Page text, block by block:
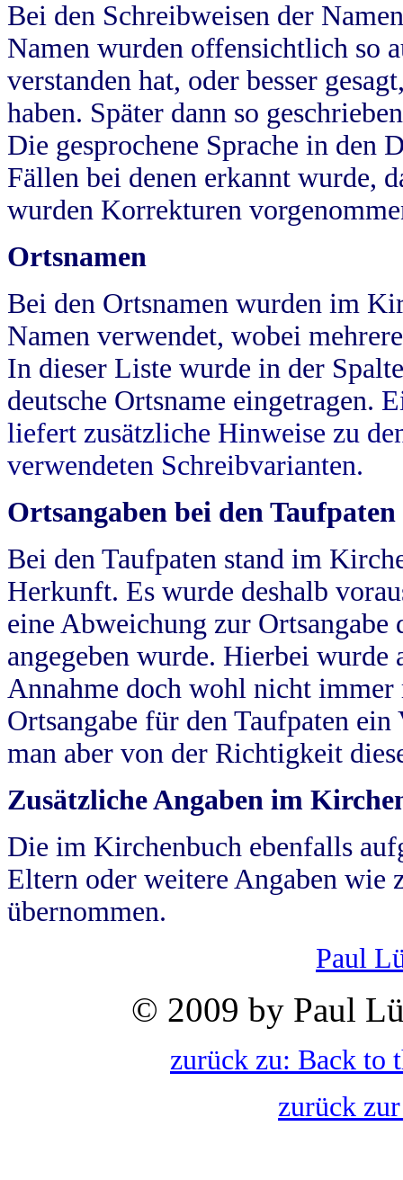
Bei den Schreibweisen der
Namen wurden offensichtlich so
verstanden hat, oder besser
haben. Später dann so
Die gesprochene Sprache in
Fällen bei denen erkannt wurde,
wurden Korrekturen
Ortsnamen
Bei den Ortsnamen wurden im
Namen verwendet, wobei
In dieser Liste wurde in der
deutsche Ortsname eingetragen.
liefert zusätzliche Hinweise zu
verwendeten Schreibvarianten.
Ortsangaben bei den Taufpaten
Bei den Taufpaten stand im
Herkunft. Es wurde deshalb
eine Abweichung zur
angegeben wurde. Hierbei wurde
Annahme doch wohl nicht
Ortsangabe für den Taufpaten
man aber von der Richtigkeit
Zusätzliche Angaben im
Die im Kirchenbuch ebenfalls
Eltern oder weitere Angaben wie
übernommen.
Paul
© 2009 by Paul
zurück zu: Back to
zurück